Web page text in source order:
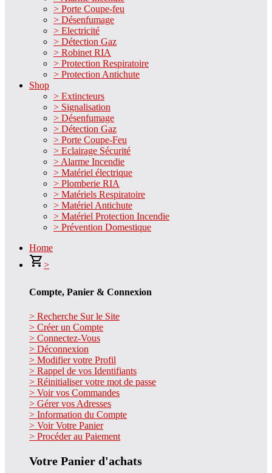
> Porte Coupe-feu
> Désenfumage
> Electricité
> Détection Gaz
> Robinet RIA
> Protection Respiratoire
> Protection Antichute
Shop
> Extincteurs
> Signalisation
> Désenfumage
> Détection Gaz
> Porte Coupe-Feu
> Eclairage Sécurité
> Alarme Incendie
> Matériel électrique
> Plomberie RIA
> Matériels Respiratoire
> Matériel Antichute
> Matériel Protection Incendie
> Prévention Domestique
Home
>
Compte, Panier & Connexion
> Recherche Sur le Site
> Créer un Compte
> Connectez-Vous
> Déconnexion
> Modifier votre Profil
> Rappel de vos Identifiants
> Réinitialiser votre mot de passe
> Voir vos Commandes
> Gérer vos Adresses
> Information du Compte
> Voir Votre Panier
> Procéder au Paiement
Votre Panier d'achats